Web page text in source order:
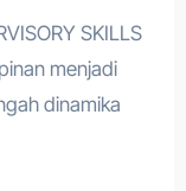
menjadi
dinamika